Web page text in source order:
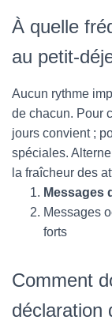
À quelle
au petit-
Aucun rythme
de chacun. Pour
jours convient ;
spéciales.
la fraîcheur des
Messages
Messages
forts
Comment
déclaration